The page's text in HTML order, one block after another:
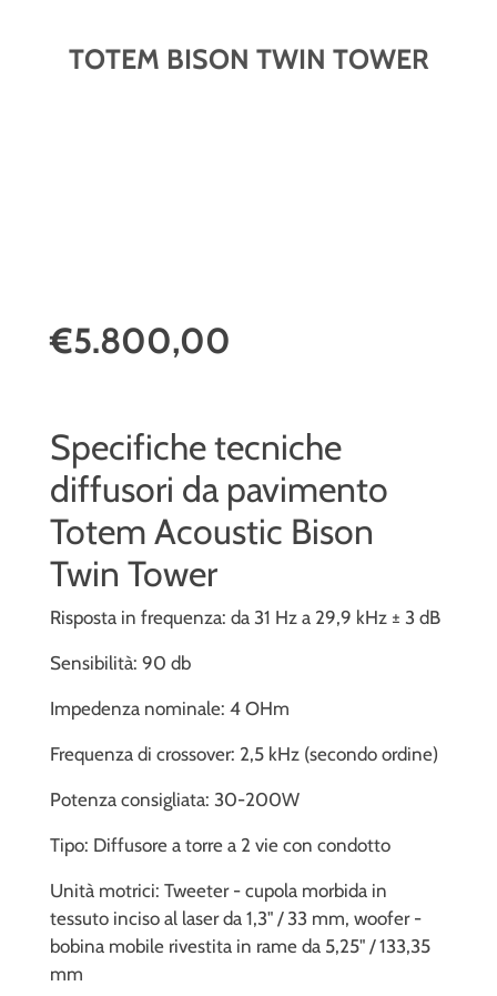
TOTEM BISON TWIN TOWER
€5.800,00
Specifiche tecniche
diffusori da pavimento
Totem Acoustic Bison
Twin Tower
Risposta in frequenza: da 31 Hz a 29,9 kHz ± 3 dB
Sensibilità: 90 db
Impedenza nominale: 4 OHm
Frequenza di crossover: 2,5 kHz (secondo ordine)
Potenza consigliata: 30-200W
Tipo: Diffusore a torre a 2 vie con condotto
Unità motrici: Tweeter - cupola morbida in
tessuto inciso al laser da 1,3" / 33 mm, woofer -
bobina mobile rivestita in rame da 5,25" / 133,35
mm